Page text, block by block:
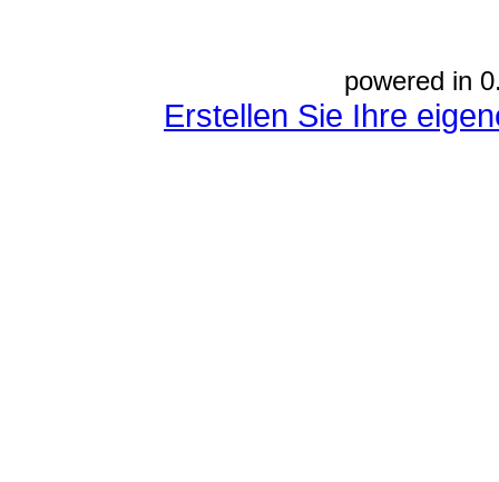
powered in
Erstellen Sie Ihre